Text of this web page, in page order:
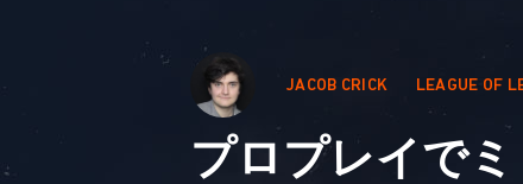
JACOB CRICK LEAGUE OF
プロプレイで